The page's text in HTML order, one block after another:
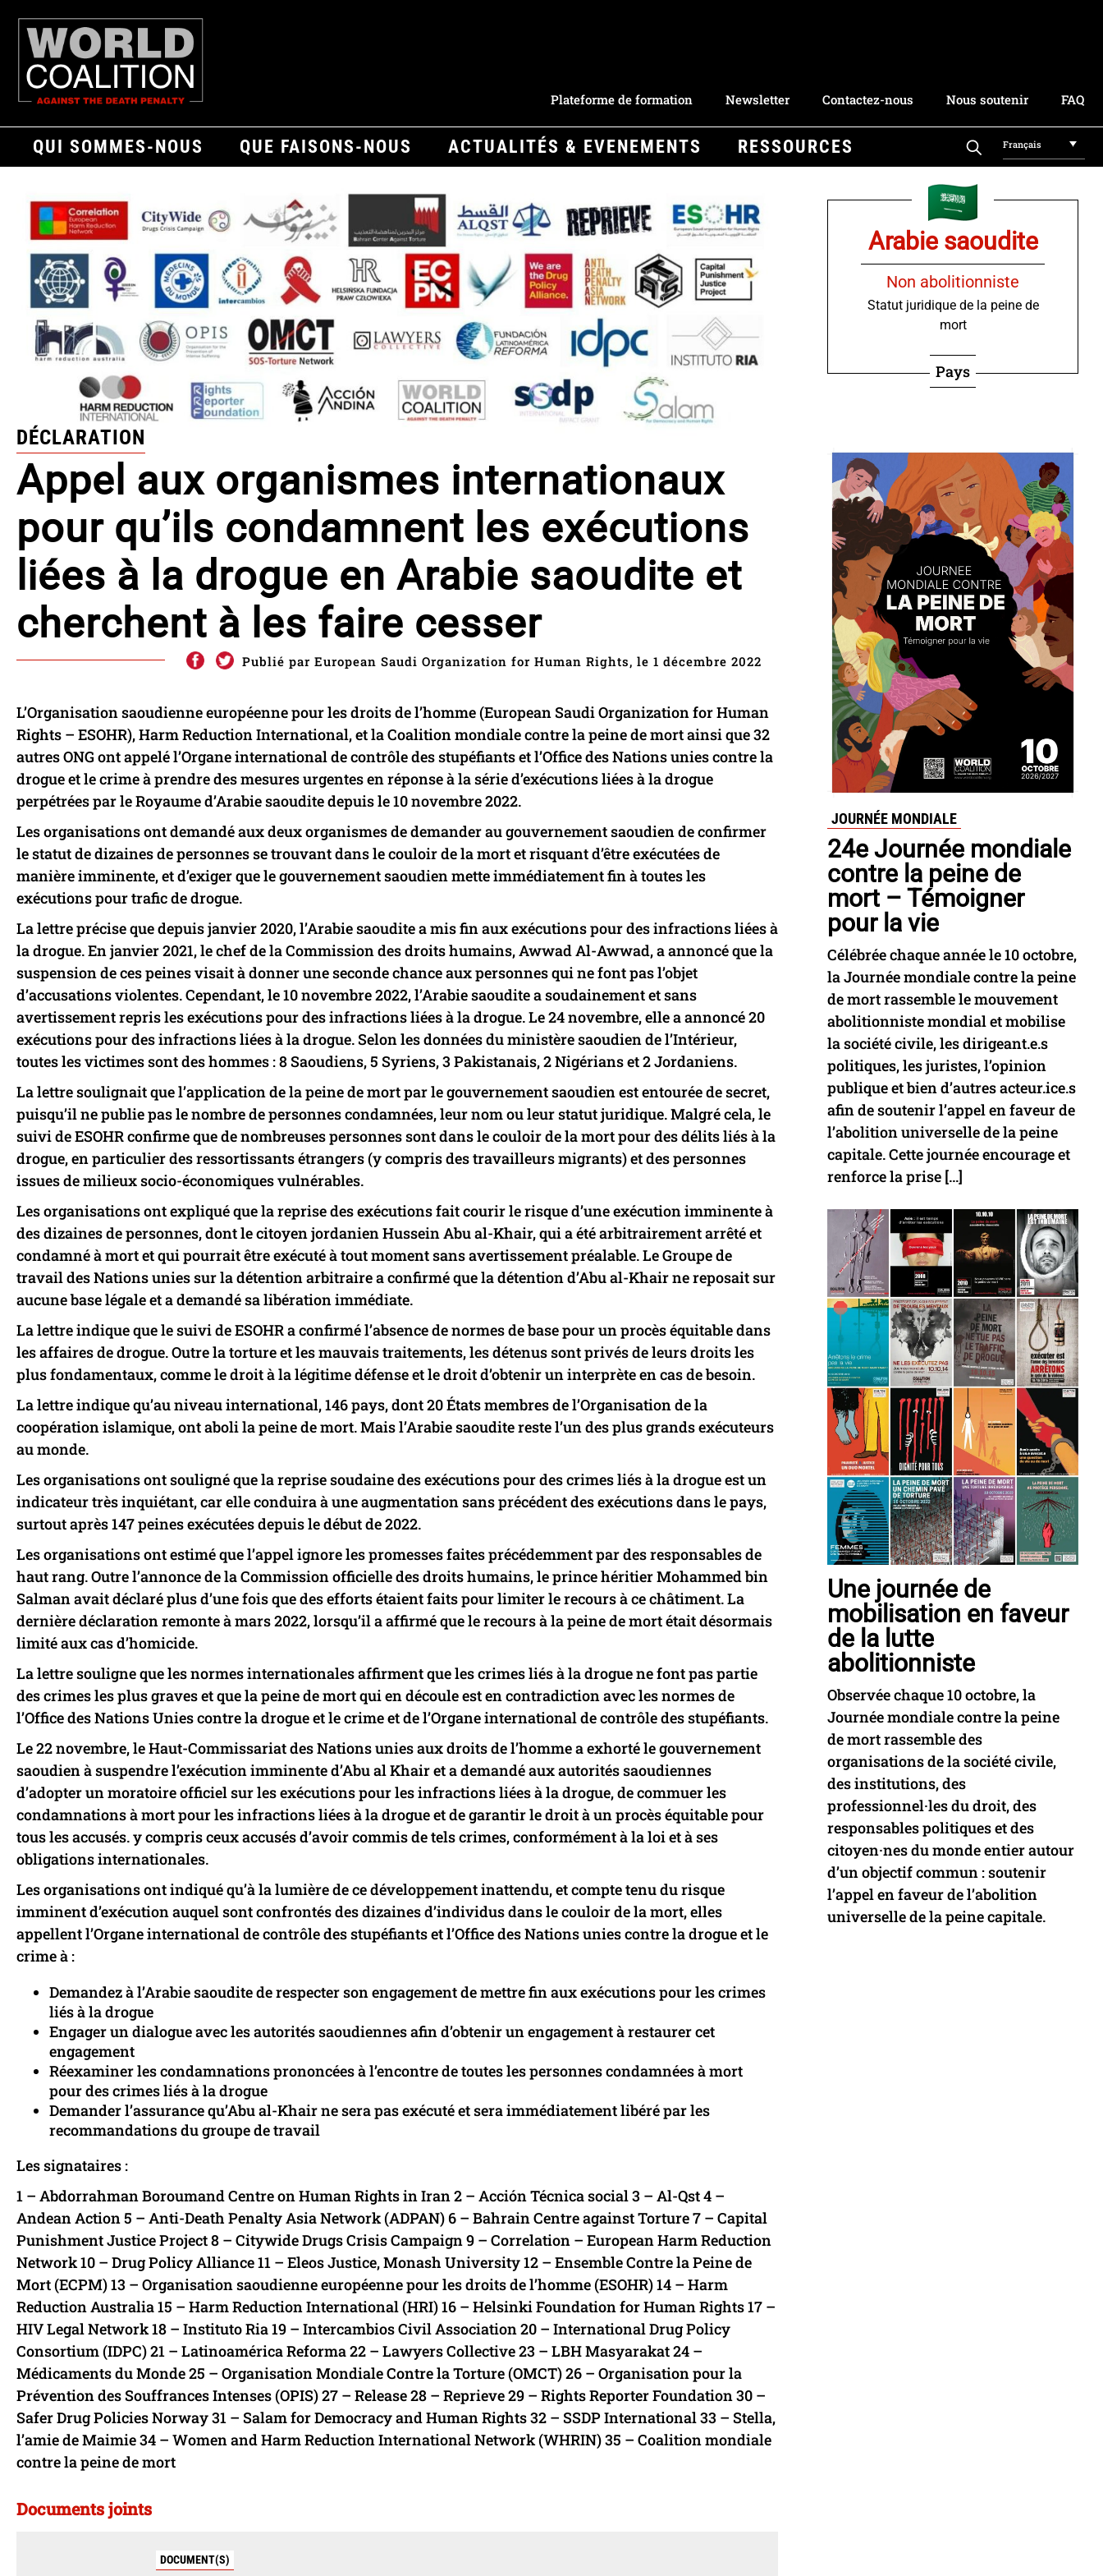
Plateforme de formation Newsletter Contactez-nous Nous soutenir FAQ
QUI SOMMES-NOUS QUE FAISONS-NOUS ACTUALITÉS & EVENEMENTS RESSOURCES Français
Appel aux organismes internationaux
pour qu’ils condamnent les exécutions
liées à la drogue en Arabie saoudite et
cherchent à les faire cesser
DÉCLARATION
Publié par European Saudi Organization for Human Rights, le 1 décembre 2022
L’Organisation saoudienne européenne pour les droits de l’homme (European Saudi Organization for Human
Rights – ESOHR), Harm Reduction International, et la Coalition mondiale contre la peine de mort ainsi que 32
autres ONG ont appelé l’Organe international de contrôle des stupéfiants et l’Office des Nations unies contre la
drogue et le crime à prendre des mesures urgentes en réponse à la série d’exécutions liées à la drogue
perpétrées par le Royaume d’Arabie saoudite depuis le 10 novembre 2022.
Les organisations ont demandé aux deux organismes de demander au gouvernement saoudien de confirmer
le statut de dizaines de personnes se trouvant dans le couloir de la mort et risquant d’être exécutées de
manière imminente, et d’exiger que le gouvernement saoudien mette immédiatement fin à toutes les
exécutions pour trafic de drogue.
La lettre précise que depuis janvier 2020, l’Arabie saoudite a mis fin aux exécutions pour des infractions liées à
la drogue. En janvier 2021, le chef de la Commission des droits humains, Awwad Al-Awwad, a annoncé que la
suspension de ces peines visait à donner une seconde chance aux personnes qui ne font pas l’objet
d’accusations violentes. Cependant, le 10 novembre 2022, l’Arabie saoudite a soudainement et sans
avertissement repris les exécutions pour des infractions liées à la drogue. Le 24 novembre, elle a annoncé 20
exécutions pour des infractions liées à la drogue. Selon les données du ministère saoudien de l’Intérieur,
toutes les victimes sont des hommes : 8 Saoudiens, 5 Syriens, 3 Pakistanais, 2 Nigérians et 2 Jordaniens.
La lettre soulignait que l’application de la peine de mort par le gouvernement saoudien est entourée de secret,
puisqu’il ne publie pas le nombre de personnes condamnées, leur nom ou leur statut juridique. Malgré cela, le
suivi de ESOHR confirme que de nombreuses personnes sont dans le couloir de la mort pour des délits liés à la
drogue, en particulier des ressortissants étrangers (y compris des travailleurs migrants) et des personnes
issues de milieux socio-économiques vulnérables.
Les organisations ont expliqué que la reprise des exécutions fait courir le risque d’une exécution imminente à
des dizaines de personnes, dont le citoyen jordanien Hussein Abu al-Khair, qui a été arbitrairement arrêté et
condamné à mort et qui pourrait être exécuté à tout moment sans avertissement préalable. Le Groupe de
travail des Nations unies sur la détention arbitraire a confirmé que la détention d’Abu al-Khair ne reposait sur
aucune base légale et a demandé sa libération immédiate.
La lettre indique que le suivi de ESOHR a confirmé l’absence de normes de base pour un procès équitable dans
les affaires de drogue. Outre la torture et les mauvais traitements, les détenus sont privés de leurs droits les
plus fondamentaux, comme le droit à la légitime défense et le droit d’obtenir un interprète en cas de besoin.
La lettre indique qu’au niveau international, 146 pays, dont 20 États membres de l’Organisation de la
coopération islamique, ont aboli la peine de mort. Mais l’Arabie saoudite reste l’un des plus grands exécuteurs
au monde.
Les organisations ont souligné que la reprise soudaine des exécutions pour des crimes liés à la drogue est un
indicateur très inquiétant, car elle conduira à une augmentation sans précédent des exécutions dans le pays,
surtout après 147 peines exécutées depuis le début de 2022.
Les organisations ont estimé que l’appel ignore les promesses faites précédemment par des responsables de
haut rang. Outre l’annonce de la Commission officielle des droits humains, le prince héritier Mohammed bin
Salman avait déclaré plus d’une fois que des efforts étaient faits pour limiter le recours à ce châtiment. La
dernière déclaration remonte à mars 2022, lorsqu’il a affirmé que le recours à la peine de mort était désormais
limité aux cas d’homicide.
La lettre souligne que les normes internationales affirment que les crimes liés à la drogue ne font pas partie
des crimes les plus graves et que la peine de mort qui en découle est en contradiction avec les normes de
l’Office des Nations Unies contre la drogue et le crime et de l’Organe international de contrôle des stupéfiants.
Le 22 novembre, le Haut-Commissariat des Nations unies aux droits de l’homme a exhorté le gouvernement
saoudien à suspendre l’exécution imminente d’Abu al Khair et a demandé aux autorités saoudiennes
d’adopter un moratoire officiel sur les exécutions pour les infractions liées à la drogue, de commuer les
condamnations à mort pour les infractions liées à la drogue et de garantir le droit à un procès équitable pour
tous les accusés. y compris ceux accusés d’avoir commis de tels crimes, conformément à la loi et à ses
obligations internationales.
Les organisations ont indiqué qu’à la lumière de ce développement inattendu, et compte tenu du risque
imminent d’exécution auquel sont confrontés des dizaines d’individus dans le couloir de la mort, elles
appellent l’Organe international de contrôle des stupéfiants et l’Office des Nations unies contre la drogue et le
crime à :
Demandez à l’Arabie saoudite de respecter son engagement de mettre fin aux exécutions pour les crimes
liés à la drogue
Engager un dialogue avec les autorités saoudiennes afin d’obtenir un engagement à restaurer cet
engagement
Réexaminer les condamnations prononcées à l’encontre de toutes les personnes condamnées à mort
pour des crimes liés à la drogue
Demander l’assurance qu’Abu al-Khair ne sera pas exécuté et sera immédiatement libéré par les
recommandations du groupe de travail
Les signataires :
1 – Abdorrahman Boroumand Centre on Human Rights in Iran 2 – Acción Técnica social 3 – Al-Qst 4 –
Andean Action 5 – Anti-Death Penalty Asia Network (ADPAN) 6 – Bahrain Centre against Torture 7 – Capital
Punishment Justice Project 8 – Citywide Drugs Crisis Campaign 9 – Correlation – European Harm Reduction
Network 10 – Drug Policy Alliance 11 – Eleos Justice, Monash University 12 – Ensemble Contre la Peine de
Mort (ECPM) 13 – Organisation saoudienne européenne pour les droits de l’homme (ESOHR) 14 – Harm
Reduction Australia 15 – Harm Reduction International (HRI) 16 – Helsinki Foundation for Human Rights 17 –
HIV Legal Network 18 – Instituto Ria 19 – Intercambios Civil Association 20 – International Drug Policy
Consortium (IDPC) 21 – Latinoamérica Reforma 22 – Lawyers Collective 23 – LBH Masyarakat 24 –
Médicaments du Monde 25 – Organisation Mondiale Contre la Torture (OMCT) 26 – Organisation pour la
Prévention des Souffrances Intenses (OPIS) 27 – Release 28 – Reprieve 29 – Rights Reporter Foundation 30 –
Safer Drug Policies Norway 31 – Salam for Democracy and Human Rights 32 – SSDP International 33 – Stella,
l’amie de Maimie 34 – Women and Harm Reduction International Network (WHRIN) 35 – Coalition mondiale
contre la peine de mort
Documents joints
DOCUMENT(S)
Arabie saoudite
Non abolitionniste
Statut juridique de la peine de
mort
Pays
JOURNÉE MONDIALE
24e Journée mondiale
contre la peine de
mort – Témoigner
pour la vie
Célébrée chaque année le 10 octobre,
la Journée mondiale contre la peine
de mort rassemble le mouvement
abolitionniste mondial et mobilise
la société civile, les dirigeant.e.s
politiques, les juristes, l’opinion
publique et bien d’autres acteur.ice.s
afin de soutenir l’appel en faveur de
l’abolition universelle de la peine
capitale. Cette journée encourage et
renforce la prise […]
Une journée de
mobilisation en faveur
de la lutte
abolitionniste
Observée chaque 10 octobre, la
Journée mondiale contre la peine
de mort rassemble des
organisations de la société civile,
des institutions, des
professionnel·les du droit, des
responsables politiques et des
citoyen·nes du monde entier autour
d’un objectif commun : soutenir
l’appel en faveur de l’abolition
universelle de la peine capitale.